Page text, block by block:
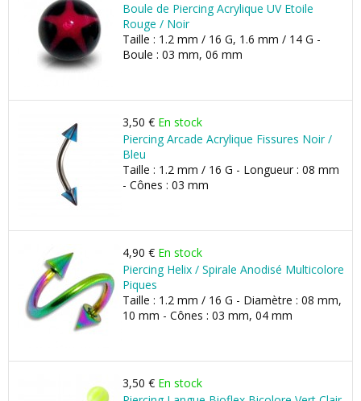
Boule de Piercing Acrylique UV Etoile
Rouge / Noir
Taille : 1.2 mm / 16 G, 1.6 mm / 14 G -
Boule : 03 mm, 06 mm
3,50 € En stock
Piercing Arcade Acrylique Fissures Noir /
Bleu
Taille : 1.2 mm / 16 G - Longueur : 08 mm
- Cônes : 03 mm
4,90 € En stock
Piercing Helix / Spirale Anodisé Multicolore
Piques
Taille : 1.2 mm / 16 G - Diamètre : 08 mm,
10 mm - Cônes : 03 mm, 04 mm
3,50 € En stock